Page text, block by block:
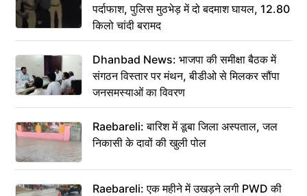
पर्दाफाश, पुलिस मुठभेड़ में दो बदमाश घायल, 12.80
किलो चांदी बरामद
Dhanbad News: भाजपा की समीक्षा बैठक में
संगठन विस्तार पर मंथन, बीडीओ से मिलकर सौंपा
जनसमस्याओं का विवरण
Raebareli: बारिश में डूबा जिला अस्पताल, जल
निकासी के दावों की खुली पोल
Raebareli: एक महीने में उखड़ने लगी PWD की